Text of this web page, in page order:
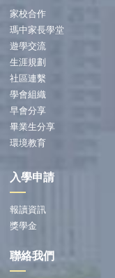
家校合作
瑪中家長學堂
遊學交流
生涯規劃
社區連繫
學會組織
早會分享
畢業生分享
環境教育
入學申請
報讀資訊
獎學金
聯絡我們